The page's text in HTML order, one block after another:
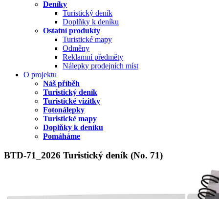
Deníky
Turistický deník
Doplňky k deníku
Ostatní produkty
Turistické mapy
Odměny
Reklamní předměty
Nálepky prodejních míst
O projektu
Náš příběh
Turistický deník
Turistické vizitky
Fotonálepky
Turistické mapy
Doplňky k deníku
Pomáháme
BTD-71_2026 Turistický deník (No. 71)